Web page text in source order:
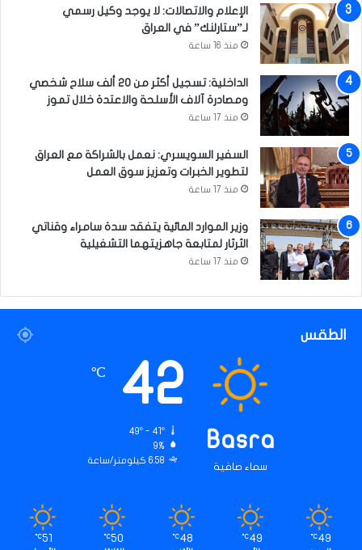
ق
م
ة
ا
ل
ث
ل
ث
ي
ة
الإعلام والاتصالات: لا يوجد وكيل رسمي
لـ”ستارلنك” في العراق
منذ 16 ساعة
الداخلية: تسجيل أكثر من 20 ألف سلاح شخصي
ومصادرة آلاف الأسلحة والاعتدة خلال تموز
منذ 17 ساعة
السفير السويسري: نعمل بالشراكة مع العراق
لتطوير الخبرات وتعزيز سوق العمل
منذ 17 ساعة
وزير الموارد المائية يتفقد سدة سامراء وقناتي
الثرثار لمتابعة جاهزيتهما التشغيلية
منذ 17 ساعة
الطقس
Basra
سماء صافية
42
℃
49º - 41º
9%
6.58 كيلومتر/ساعة
49
℃
49
℃
48
℃
50
℃
51
℃